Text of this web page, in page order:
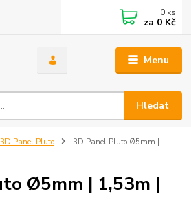
Menu
Hledat
0 ks
za 0 Kč
3D Panel Pluto
3D Panel Pluto Ø5mm |
Ø5mm | 1,53m |